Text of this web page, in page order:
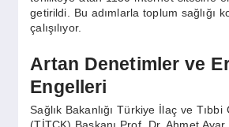
getirildi. Bu adımlarla toplum sağlığı
çalışılıyor.
Artan Denetimler ve
Engelleri
Sağlık Bakanlığı Türkiye İlaç ve Tıbbi
(TİTCK) Başkanı Prof. Dr. Ahmet